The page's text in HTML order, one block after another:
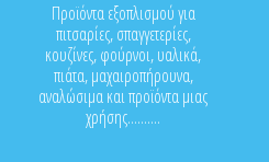
Προϊόντα εξοπλισμού για
πιτσαρίες, σπαγγετερίες,
κουζίνες, φούρνοι, υαλικά,
πιάτα, μαχαιροπήρουνα,
αναλώσιμα και προϊόντα μιας
χρήσης..........